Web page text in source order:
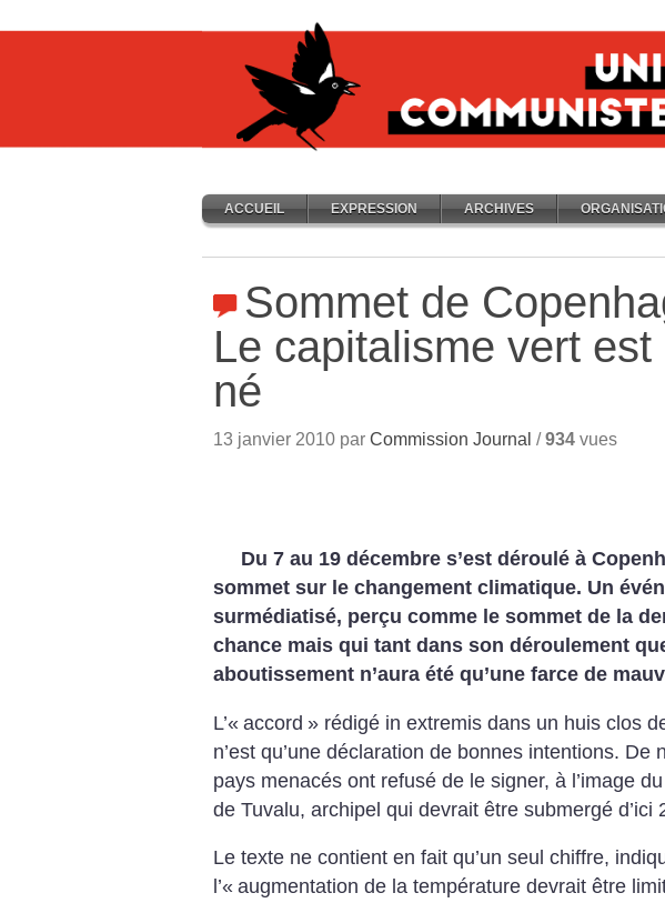
ACCUEIL EXPRESSION ARCHIVES
Sommet de
Le capitalisme vert est
né
13 janvier 2010 par Commission Journal /934 vues
Du 7 au 19 décembre s’est déroulé à
sommet sur le changement climatique. Un
surmédiatisé, perçu comme le sommet de la
chance mais qui tant dans son déroulement
aboutissement n’aura été qu’une farce de
L’« accord » rédigé in extremis dans un huis clos
n’est qu’une déclaration de bonnes intentions. De
pays menacés ont refusé de le signer, à l’image
de Tuvalu, archipel qui devrait être submergé d’ici
Le texte ne contient en fait qu’un seul chiffre,
l’« augmentation de la température devrait être